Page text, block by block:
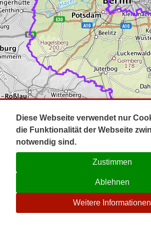
Impressum
Kontakt
Diese Webseite verwendet nur
die Funktionalität der Webseite
notwendig sind.
Zustimmen
Ablehnen
Weitere Informationen